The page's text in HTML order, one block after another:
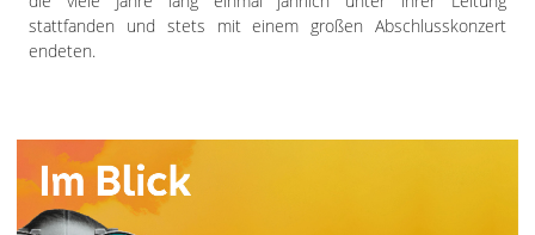
stattfanden und stets mit einem großen Abschlusskonzert
endeten.